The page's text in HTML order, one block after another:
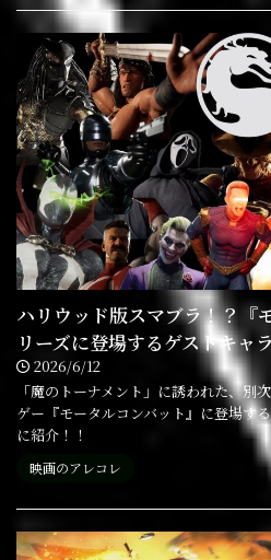
ハリウッド版スマブラ！？『
リーズに登場するゲストキャ
2026/6/12
「魔のトーナメント」に誘われた、
ゲー『モータルコンバット』に登場す
に紹介！！
映画のアレコレ